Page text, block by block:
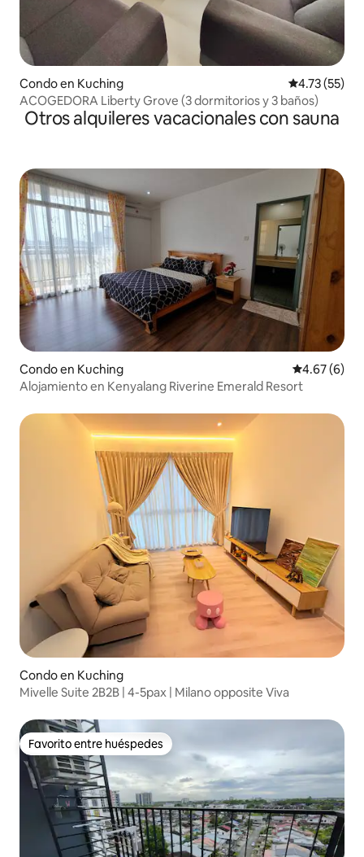
Condo en Kuching Calificación
4.73 (55)
ACOGEDORA Liberty Grove (3 dormitorios y 3 baños)
Otros alquileres vacacionales con sauna
Condo en Kuching Calificación
4.67 (6)
Alojamiento en Kenyalang Riverine Emerald Resort
Condo en Kuching
Mivelle Suite 2B2B | 4-5pax | Milano opposite Viva
Favorito entre huéspedes
Favorito entre huéspedes